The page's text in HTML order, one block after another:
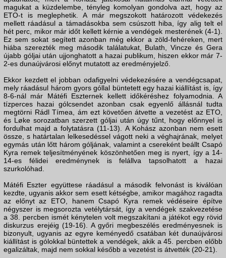
magukat a küzdelembe, tényleg komolyan gondolva azt, hogy az
ETO-t is meglephetik. A már megszokott határozott védekezés
mellett ráadásul a támadásokba sem csúszott hiba, így alig telt el
hét perc, mikor már időt kellett kérnie a vendégek mesterének (4-1).
Ez sem sokat segített azonban még ekkor a zöld-fehéreken, mert
hiába szerezték meg második találatukat, Bulath, Vincze és Gera
újabb góljai után ujjonghatott a hazai publikum, hiszen ekkor már 7-
2-es dunaújvárosi előnyt mutatott az eredményjelző.
Ekkor kezdett el jobban odafigyelni védekezésére a vendégcsapat,
mely ráadásul három gyors góllal büntetett egy hazai kiállítást is, így
8-6-nál már Mátéfi Eszternek kellett időkéréshez folyamodnia. A
tízperces hazai gólcsendet azonban csak egyenlő állásnál tudta
megtörni Rádl Tímea, ám ezt követően átvette a vezetést az ETO,
és Løke sorozatban szerzett góljai után úgy tűnt, hogy előnnyel is
fordulhat majd a folytatásra (11-13). A Kohász azonban nem esett
össze, s határtalan lelkesedéssel vágott neki a véghajrának, melyet
egymás után lőtt három góljának, valamint a csereként beállt Csapó
Kyra remek teljesítményének köszönhetően meg is nyert, így a 14-
14-es félidei eredménynek is felállva tapsolhatott a hazai
szurkolóhad.
Mátéfi Eszter együttese ráadásul a második felvonást is kiválóan
kezdte, ugyanis akkor sem esett kétségbe, amikor magához ragadta
az előnyt az ETO, hanem Csapó Kyra remek védéseire építve
négyszer is megsorozta vetélytársát, így a vendégek szakvezetése
a 38. percben ismét kénytelen volt megszakítani a játékot egy rövid
diskurzus erejéig (19-16). A győri megbeszélés eredményesnek is
bizonyult, ugyanis az egyre keményedő csatában két dunaújvárosi
kiállítást is gólokkal büntettek a vendégek, akik a 45. percben előbb
egalizáltak, majd nem sokkal később a vezetést is átvették (20-21).